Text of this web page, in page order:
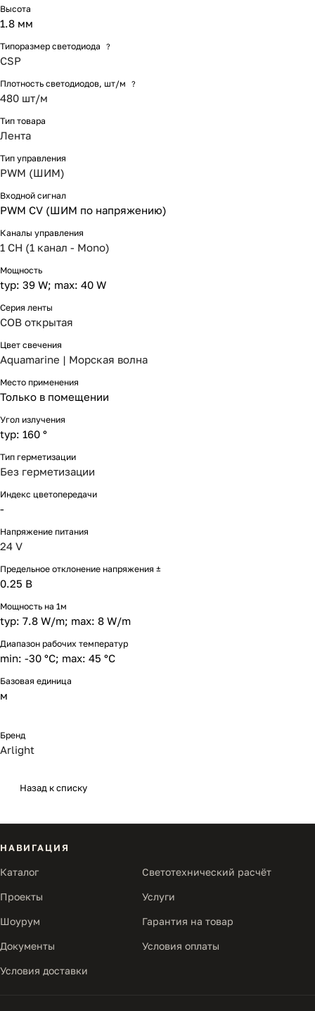
Высота
1.8 мм
Типоразмер светодиода ?
CSP
Плотность светодиодов, шт/м ?
480 шт/м
Тип товара
Лента
Тип управления
PWM (ШИМ)
Входной сигнал
PWM СV (ШИМ по напряжению)
Каналы управления
1 CH (1 канал - Mono)
Мощность
typ: 39 W; max: 40 W
Серия ленты
COB открытая
Цвет свечения
Aquamarine | Морская волна
Место применения
Только в помещении
Угол излучения
typ: 160 °
Тип герметизации
Без герметизации
Индекс цветопередачи
-
Напряжение питания
24 V
Предельное отклонение напряжения ±
0.25 В
Мощность на 1м
typ: 7.8 W/m; max: 8 W/m
Диапазон рабочих температур
min: -30 °C; max: 45 °C
Базовая единица
м
Бренд
Arlight
Назад к списку
НАВИГАЦИЯ
Каталог Светотехнический расчёт
Проекты Услуги
Шоурум Гарантия на товар
Документы Условия оплаты
Условия доставки